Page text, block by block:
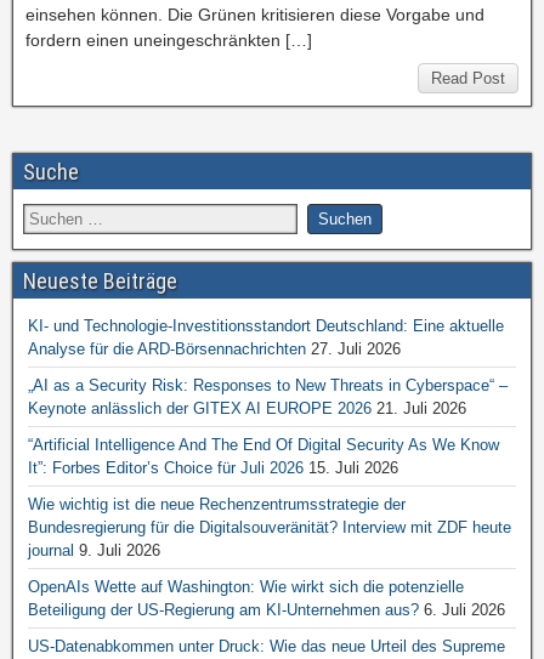
einsehen können. Die Grünen kritisieren diese Vorgabe und
fordern einen uneingeschränkten […]
Read Post
Suche
Neueste Beiträge
KI- und Technologie-Investitionsstandort Deutschland: Eine aktuelle
Analyse für die ARD-Börsennachrichten 27. Juli 2026
„AI as a Security Risk: Responses to New Threats in Cyberspace“ –
Keynote anlässlich der GITEX AI EUROPE 2026 21. Juli 2026
“Artificial Intelligence And The End Of Digital Security As We Know
It”: Forbes Editor’s Choice für Juli 2026 15. Juli 2026
Wie wichtig ist die neue Rechenzentrumsstrategie der
Bundesregierung für die Digitalsouveränität? Interview mit ZDF heute
journal 9. Juli 2026
OpenAIs Wette auf Washington: Wie wirkt sich die potenzielle
Beteiligung der US-Regierung am KI-Unternehmen aus? 6. Juli 2026
US-Datenabkommen unter Druck: Wie das neue Urteil des Supreme